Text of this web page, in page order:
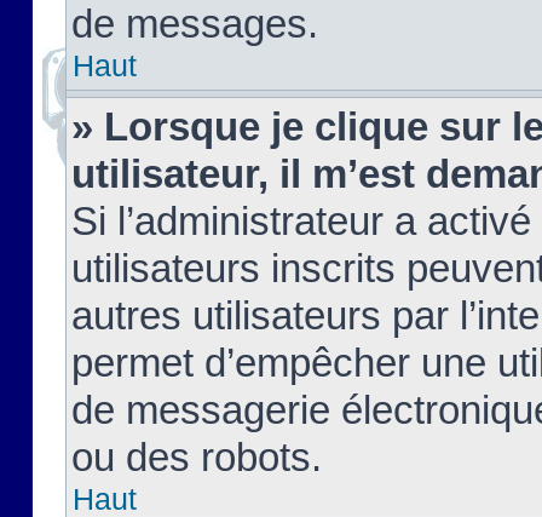
de messages.
Haut
» Lorsque je clique sur
utilisateur, il m’est
Si l’administrateur a
utilisateurs inscrits
autres utilisateurs par
permet d’empêcher une
de messagerie
ou des robots.
Haut